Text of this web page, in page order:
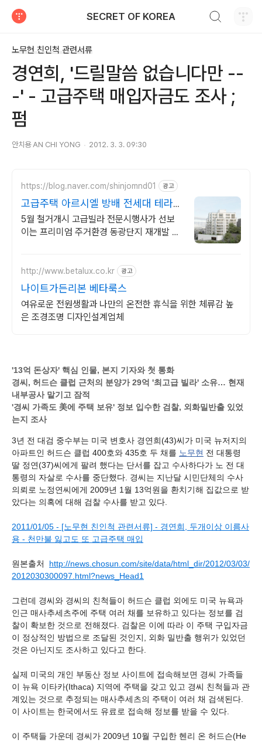
SECRET OF KOREA
노무현 친인척 관련서류
경연희, '드릴말씀 없습니다만 --
-' - 고급주택 매입자금도 조사 ;
펌
안치용 AN CHI YONG 2012. 3. 3. 09:30
https://blog.naver.com/shinjomnd01 광고
고급주택 아르시엘 방배 전세대 테라스
정남향 럭셔리
5월 철거개시 고급빌라 전문시행사가 선보
이는 프리미엄 주거환경 동광단지 재개발 사
http://www.betalux.co.kr 광고
나이트가든리본 베타룩스
여유로운 전원생활과 나만의 온전한 휴식을 위한 체류감 높
은 조경조명 디자인설계업체
'13억 돈상자' 핵심 인물, 본지 기자와 첫 통화
경씨, 허드슨 클럽 근처의 분양가 29억 '최고급 빌라' 소유… 현재
내부공사 맡기고 잠적
'경씨 가족도 美에 주택 보유' 정보 입수한 검찰, 외화밀반출 있었
는지 조사
3년 전 대검 중수부는 미국 변호사 경연희(43)씨가 미국 뉴저지의
아파트인 허드슨 클럽 400호와 435호 두 채를 노무현 전 대통령
딸 정연(37)씨에게 팔려 했다는 단서를 잡고 수사하다가 노 전 대
통령의 자살로 수사를 중단했다. 경씨는 지난달 시민단체의 수사
의뢰로 노정연씨에게 2009년 1월 13억원을 환치기해 집값으로 받
았다는 의혹에 대해 검찰 수사를 받고 있다.
2011/01/05 - [노무현 친인척 관련서류] - 경연희, 두개이상 이름사
용 - 천만불 잃고도 또 고급주택 매입
원본출처 http://news.chosun.com/site/data/html_dir/2012/03/03/
2012030300097.html?news_Head1
그런데 경씨와 경씨의 친척들이 허드슨 클럽 외에도 미국 뉴욕과
인근 매사추세츠주에 주택 여러 채를 보유하고 있다는 정보를 검
찰이 확보한 것으로 전해졌다. 검찰은 이에 따라 이 주택 구입자금
이 정상적인 방법으로 조달된 것인지, 외화 밀반출 행위가 있었던
것은 아닌지도 조사하고 있다고 한다.
실제 미국의 개인 부동산 정보 사이트에 접속해보면 경씨 가족들
이 뉴욕 이타카(Ithaca) 지역에 주택을 갖고 있고 경씨 친척들과 관
계있는 것으로 추정되는 매사추세츠의 주택이 여러 채 검색된다.
이 사이트는 한국에서도 유료로 접속해 정보를 받을 수 있다.
이 주택들 가운데 경씨가 2009년 10월 구입한 헨리 온 허드슨(He